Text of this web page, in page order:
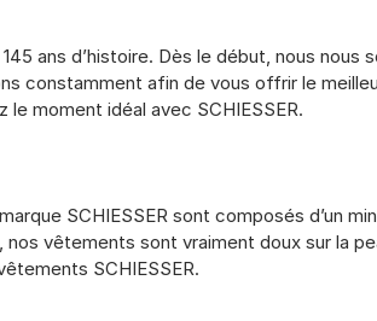
ans d’histoire. Dès le début, nous nous
constamment afin de vous offrir le
moment idéal avec SCHIESSER.
SCHIESSER sont composés d’un
nos vêtements sont vraiment doux sur la
SCHIESSER.